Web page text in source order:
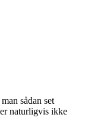
sådan set
naturligvis ikke